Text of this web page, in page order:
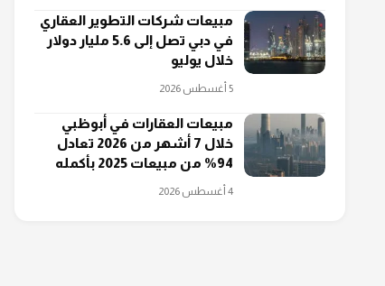
مبيعات شركات التطوير العقاري
في دبي تصل إلى 5.6 مليار دولار
خلال يوليو
5 أغسطس 2026
مبيعات العقارات في أبوظبي
خلال 7 أشهر من 2026 تعادل
94% من مبيعات 2025 بأكمله
4 أغسطس 2026